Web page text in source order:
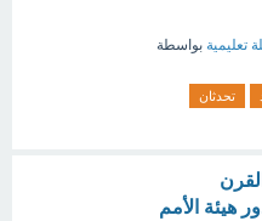
تعليمية بواسطة
تحدثان
هيئة الأمم